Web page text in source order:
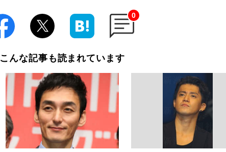
0
こんな記事も読まれています